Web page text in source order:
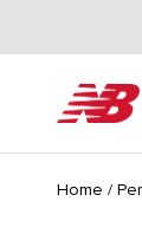
New
Home /